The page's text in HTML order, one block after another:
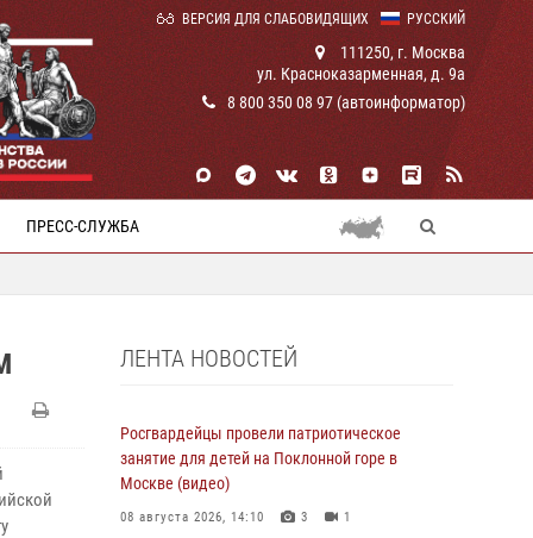
РУССКИЙ
ВЕРСИЯ ДЛЯ СЛАБОВИДЯЩИХ
111250, г. Москва
ул. Красноказарменная, д. 9а
8 800 350 08 97 (автоинформатор)
ПРЕСС-СЛУЖБА
ЛЕНТА НОВОСТЕЙ
Росгвардейцы провели патриотическое
занятие для детей на Поклонной горе в
Москве (видео)
08 августа 2026, 14:10 3 1